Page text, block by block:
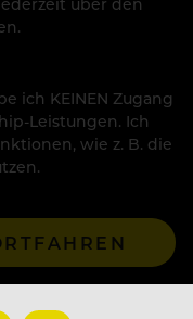
ich KEINEN Zugang
Leistungen. Ich
wie z. B. die